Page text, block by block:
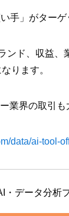
手」がター
ンド、収益、
ります。
業界の取引
data/ai-tool-
・データ分析